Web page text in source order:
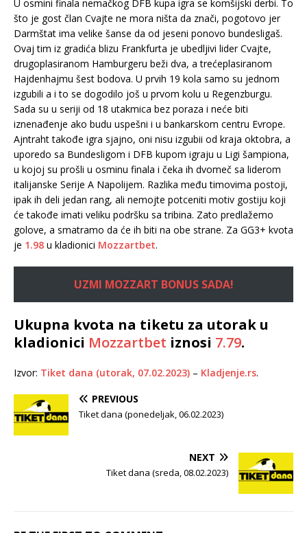
U osmini finala nemačkog DFB kupa igra se komšijski derbi. To
što je gost član Cvajte ne mora ništa da znači, pogotovo jer
Darmštat ima velike šanse da od jeseni ponovo bundesligaš.
Ovaj tim iz gradića blizu Frankfurta je ubedljivi lider Cvajte,
drugoplasiranom Hamburgeru beži dva, a trećeplasiranom
Hajdenhajmu šest bodova. U prvih 19 kola samo su jednom
izgubili a i to se dogodilo još u prvom kolu u Regenzburgu.
Sada su u seriji od 18 utakmica bez poraza i neće biti
iznenađenje ako budu uspešni i u bankarskom centru Evrope.
Ajntraht takođe igra sjajno, oni nisu izgubii od kraja oktobra, a
uporedo sa Bundesligom i DFB kupom igraju u Ligi šampiona,
u kojoj su prošli u osminu finala i čeka ih dvomeč sa liderom
italijanske Serije A Napolijem. Razlika među timovima postoji,
ipak ih deli jedan rang, ali nemojte potceniti motiv gostiju koji
će takođe imati veliku podršku sa tribina. Zato predlažemo
golove, a smatramo da će ih biti na obe strane. Za GG3+ kvota
je 1.98 u kladionici Mozzartbet.
UZMI MOZZART BONUS SADA!
Ukupna kvota na tiketu za utorak u
kladionici Mozzartbet iznosi 7.79.
Izvor: Tiket dana (utorak, 07.02.2023) – Kladjenje.rs.
PREVIOUS
Tiket dana (ponedeljak, 06.02.2023)
NEXT
Tiket dana (sreda, 08.02.2023)